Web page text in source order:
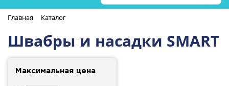
Главная Каталог
Швабры и насадки SMART
Максимальная цена